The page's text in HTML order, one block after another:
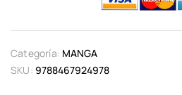
Categoría: MANGA
SKU: 9788467924978